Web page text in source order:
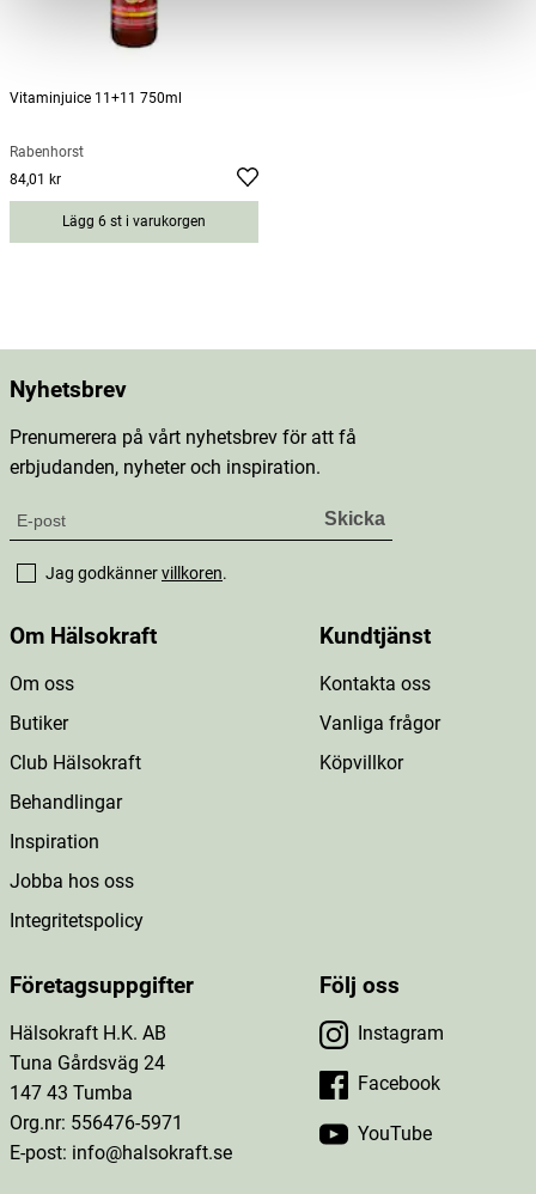
Vitaminjuice 11+11 750ml
Rabenhorst
Pris:84,01 kr
84,01 kr
Lägg 6 st i varukorgen
Nyhetsbrev
Prenumerera på vårt nyhetsbrev för att få
erbjudanden, nyheter och inspiration.
Jag godkännervillkoren.
Om Hälsokraft
Om oss
Butiker
Club Hälsokraft
Behandlingar
Inspiration
Jobba hos oss
Integritetspolicy
Kundtjänst
Kontakta oss
Vanliga frågor
Köpvillkor
Företagsuppgifter
Hälsokraft H.K. AB
Tuna Gårdsväg 24
147 43 Tumba
Org.nr: 556476-5971
E-post: info@halsokraft.se
Följ oss
Instagram
Facebook
YouTube